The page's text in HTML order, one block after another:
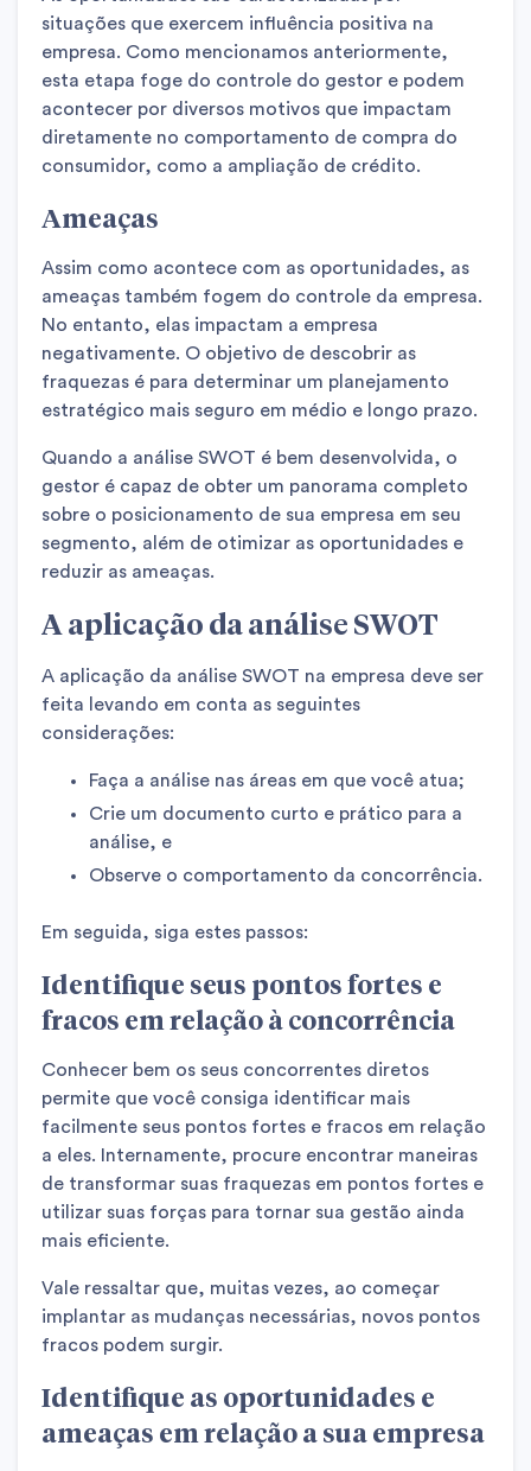
situações que exercem influência positiva na
empresa. Como mencionamos anteriormente,
esta etapa foge do controle do gestor e podem
acontecer por diversos motivos que impactam
diretamente no comportamento de compra do
consumidor, como a ampliação de crédito.
Ameaças
Assim como acontece com as oportunidades, as
ameaças também fogem do controle da empresa.
No entanto, elas impactam a empresa
negativamente. O objetivo de descobrir as
fraquezas é para determinar um planejamento
estratégico mais seguro em médio e longo prazo.
Quando a análise SWOT é bem desenvolvida, o
gestor é capaz de obter um panorama completo
sobre o posicionamento de sua empresa em seu
segmento, além de otimizar as oportunidades e
reduzir as ameaças.
A aplicação da análise SWOT
A aplicação da análise SWOT na empresa deve ser
feita levando em conta as seguintes
considerações:
Faça a análise nas áreas em que você atua;
Crie um documento curto e prático para a
análise, e
Observe o comportamento da concorrência.
Em seguida, siga estes passos:
Identifique seus pontos fortes e
fracos em relação à concorrência
Conhecer bem os seus concorrentes diretos
permite que você consiga identificar mais
facilmente seus pontos fortes e fracos em relação
a eles. Internamente, procure encontrar maneiras
de transformar suas fraquezas em pontos fortes e
utilizar suas forças para tornar sua gestão ainda
mais eficiente.
Vale ressaltar que, muitas vezes, ao começar
implantar as mudanças necessárias, novos pontos
fracos podem surgir.
Identifique as oportunidades e
ameaças em relação a sua empresa